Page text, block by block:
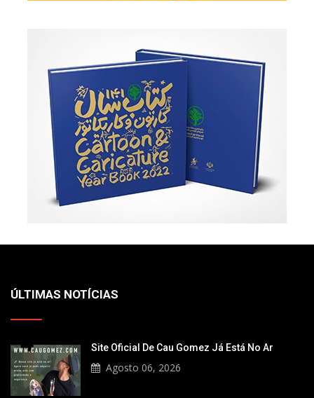
ÚLTIMAS NOTÍCIAS
Site Oficial De Cau Gomez Já Está No Ar
Agosto 06, 2026